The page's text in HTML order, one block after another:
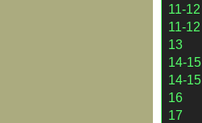
11-12
11-12
13
14-15
14-15
16
17